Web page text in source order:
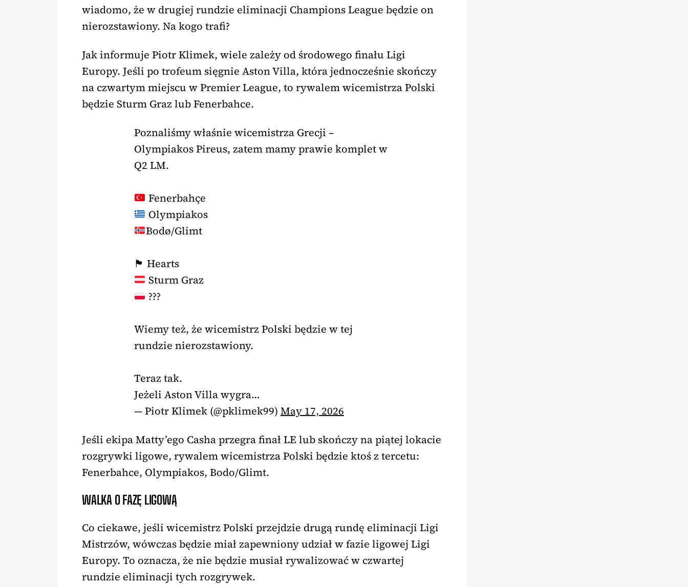
wiadomo, że w drugiej rundzie eliminacji Champions League będzie on
nierozstawiony. Na kogo trafi?
Jak informuje Piotr Klimek, wiele zależy od środowego finału Ligi
Europy. Jeśli po trofeum sięgnie Aston Villa, która jednocześnie skończy
na czwartym miejscu w Premier League, to rywalem wicemistrza Polski
będzie Sturm Graz lub Fenerbahce.
Poznaliśmy właśnie wicemistrza Grecji –
Olympiakos Pireus, zatem mamy prawie komplet w
Q2 LM.
Fenerbahçe
Olympiakos
Bodø/Glimt
🏴󠁧󠁢󠁳󠁣󠁴󠁿 Hearts
Sturm Graz
???
Wiemy też, że wicemistrz Polski będzie w tej
rundzie nierozstawiony.
Teraz tak.
Jeżeli Aston Villa wygra…
— Piotr Klimek (@pklimek99) May 17, 2026
Jeśli ekipa Matty’ego Casha przegra finał LE lub skończy na piątej lokacie
rozgrywki ligowe, rywalem wicemistrza Polski będzie ktoś z tercetu:
Fenerbahce, Olympiakos, Bodo/Glimt.
WALKA O FAZĘ LIGOWĄ
Co ciekawe, jeśli wicemistrz Polski przejdzie drugą rundę eliminacji Ligi
Mistrzów, wówczas będzie miał zapewniony udział w fazie ligowej Ligi
Europy. To oznacza, że nie będzie musiał rywalizować w czwartej
rundzie eliminacji tych rozgrywek.